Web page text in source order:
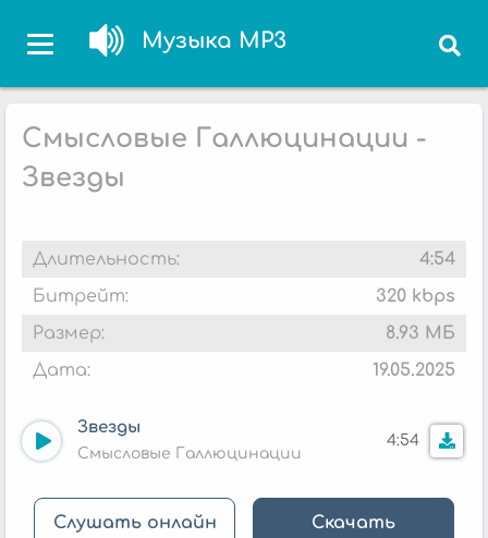
Музыка MP3
Смысловые Галлюцинации -
Звезды
Длительность:
4:54
Битрейт:
320 kbps
Размер:
8.93 МБ
Дата:
19.05.2025
Звезды
Смысловые Галлюцинации
4:54
Слушать онлайн Скачать